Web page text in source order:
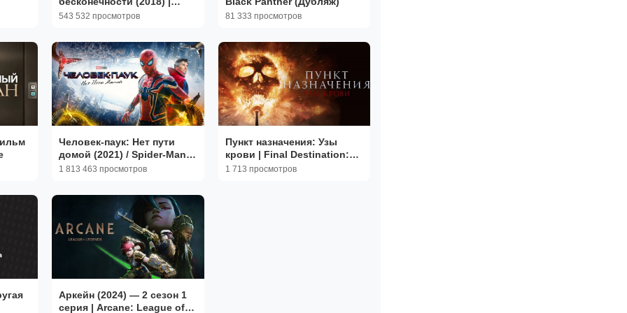
Avengers: Infinity War
543 532 просмотров 81 333 просмотров
Человек-паук: Нет пути
домой (2021) / Spider-Man:
No Way Home
1 813 463 просмотров
Пункт назначения: Узы
крови | Final Destination:
Bloodlines (2025)
1 713 просмотров
Аркейн (2024) — 2 сезон 1
серия | Arcane: League of